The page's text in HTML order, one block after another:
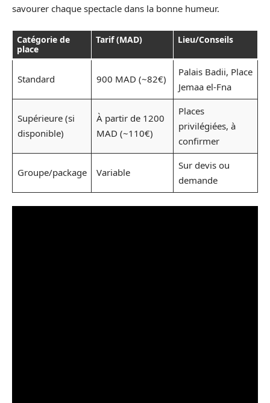
savourer chaque spectacle dans la bonne humeur.
Catégorie de
place
Tarif (MAD) Lieu/Conseils
Standard 900 MAD (~82€)
Palais Badii, Place
Jemaa el-Fna
Supérieure (si
disponible)
À partir de 1200
MAD (~110€)
Places
privilégiées, à
confirmer
Groupe/package Variable
Sur devis ou
demande